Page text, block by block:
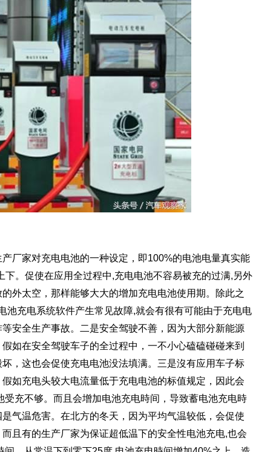
厂家对充电电池的一种设定，即100%的电池电量真实能
下。促使在应用全过程中,充电电池不容易被充的过满,另外
外太空，那样能够大大的增加充电电池使用期。除此之
池充电系统软件产生常见故障,就会有很有可能由于充电电
安全生产事故。二是安全驾驶不善，因为大部分新能源
如在安全驾驶车子的全过程中，一不小心磕磕碰碰来到
，这也会促使充电电池没法填满。三是沒有应用车子标
如充电头较大电流量低于充电电池的标值规定，因此会
受充不够。而且会增加电池充电時间，导致蓄电池充电時
气温危害。在北方的冬天，因为平均气温较低，会促使
且有的生产厂家为保证超低温下的安全性电池充电,也会